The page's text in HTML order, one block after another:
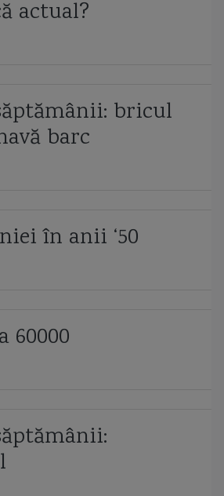
actual?
bricul
barc
în anii ‘50
60000